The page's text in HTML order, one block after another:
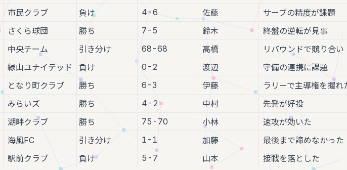
市民クラブ 負け 4-6 佐藤
サーブの精度が課題
さくら球団 勝ち 7-5 鈴木
終盤の逆転が見事
中央チーム 引き分け 68-68 高橋
リバウンドで競り合い
緑山ユナイテッド 負け 0-2 渡辺
守備の連携に課題
となり町クラブ 勝ち 6-3 伊藤
ラリーで主導権を握れ
みらいズ 勝ち 4-2 中村
先発が好投
湖畔クラブ 勝ち 75-70 小林
速攻が効いた
海風FC 引き分け 1-1 加藤
最後まで諦めなかった
駅前クラブ 負け 5-7 山本 接戦を落とした